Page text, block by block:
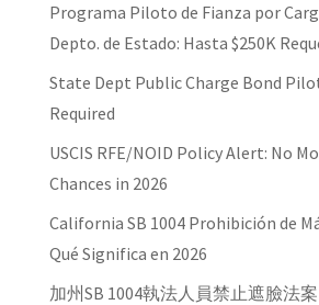
Programa Piloto de Fianza por
Depto. de Estado: Hasta $250K
State Dept Public Charge Bond
Required
USCIS RFE/NOID Policy Alert: No
Chances in 2026
California SB 1004 Prohibición de
Qué Significa en 2026
加州SB 1004執法人員禁止遮臉法